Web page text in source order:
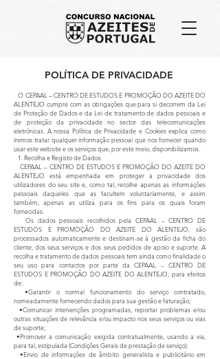
POLÍTICA DE PRIVACIDADE
O CEPAAL – CENTRO DE ESTUDOS E PROMOÇÃO DO AZEITE DO
ALENTEJO cumpre com as obrigações que para si decorrem da Lei
de Proteção de Dados e da Lei de tratamento de dados pessoais e
de proteção da privacidade no sector das telecomunicações
eletrónicas. A nossa Política de Privacidade e Cookies explica como
iremos tratar qualquer informação pessoal que nos fornecer quando
usar este website e os serviços que, por este meio, disponibilizamos.
1. Recolha e Registo de Dados
CEPAAL – CENTRO DE ESTUDOS E PROMOÇÃO DO AZEITE DO
ALENTEJO está empenhada em proteger a privacidade dos
utilizadores do seu site e, como tal, recolhe apenas as informações
pessoais daqueles que as facultem voluntariamente, e assim
também, apenas as utiliza para os fins para os quais foram
fornecidas.
Os dados pessoais recolhidos pela CEPAAL – CENTRO DE
ESTUDOS E PROMOÇÃO DO AZEITE DO ALENTEJO, são
processados automaticamente e destinam-se à gestão da ficha do
cliente, dos seus serviços e dos seus pedidos de apoio e suporte. A
recolha e tratamento de dados pessoais tem ainda como finalidade o
seu uso para contactos por parte da CEPAAL – CENTRO DE
ESTUDOS E PROMOÇÃO DO AZEITE DO ALENTEJO, para efeitos
de:
•Garantir o normal funcionamento do serviço contratado,
nomeadamente fornecendo dados para sua gestão e faturação;
•Comunicar intervenções programadas, reportar problemas e/ou
outras situações de relevância e/ou impacto nos seus serviços ou vias
de suporte;
•Promover a comunicação exigida contratualmente, usando a via,
para tal, estipulada (Condições Gerais de prestação de serviço);
•Envio de informações de âmbito generalista e publicitário em